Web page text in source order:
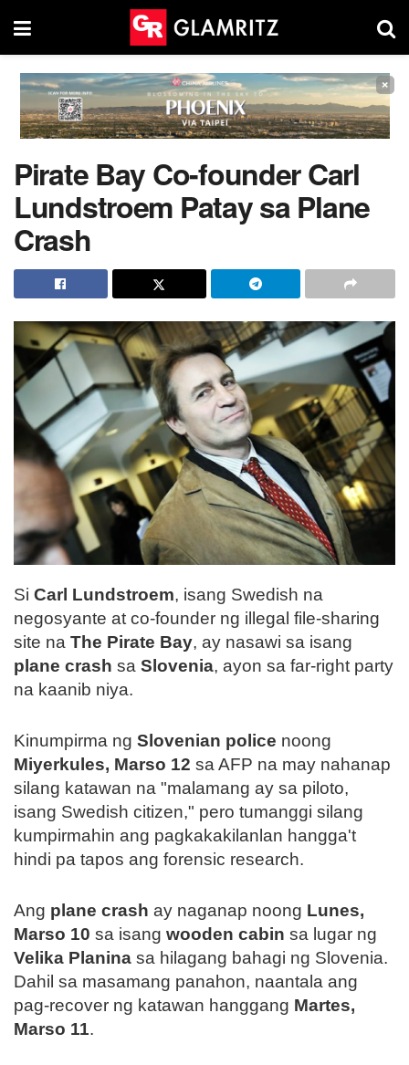
×
Pirate Bay Co-founder Carl
Lundstroem Patay sa Plane
Crash
Si Carl Lundstroem, isang Swedish na
negosyante at co-founder ng illegal file-sharing
site na The Pirate Bay, ay nasawi sa isang
plane crash sa Slovenia, ayon sa far-right party
na kaanib niya.
Kinumpirma ng Slovenian police noong
Miyerkules, Marso 12 sa AFP na may nahanap
silang katawan na "malamang ay sa piloto,
isang Swedish citizen," pero tumanggi silang
kumpirmahin ang pagkakakilanlan hangga't
hindi pa tapos ang forensic research.
Ang plane crash ay naganap noong Lunes,
Marso 10 sa isang wooden cabin sa lugar ng
Velika Planina sa hilagang bahagi ng Slovenia.
Dahil sa masamang panahon, naantala ang
pag-recover ng katawan hanggang Martes,
Marso 11.